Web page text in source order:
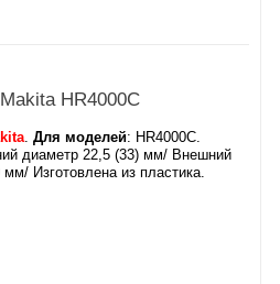
HR4000C
.Для моделей: HR4000C.​
диаметр 22,5 (33) мм/ Внешний
Изготовлена из пластика.